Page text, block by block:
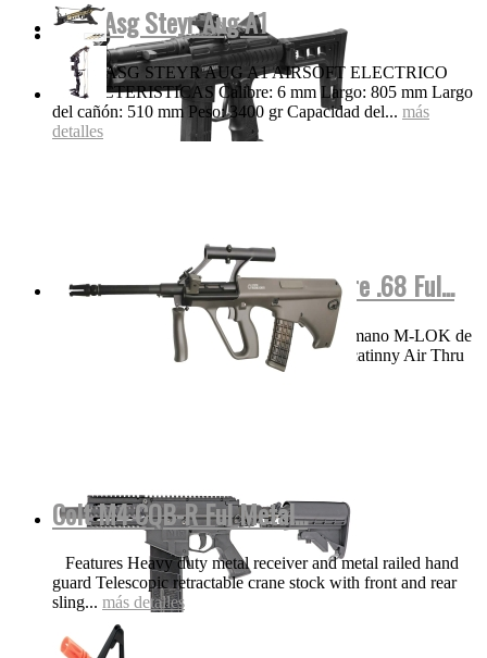
M17 COLOR Negra Valken Calibre .68 Ful...
VIDEO Funciones y detalles Protector de mano M-LOK de
aluminio ligero de 8.25 pulgadas con riel Picatinny Air Thru
Rifle Asg Steyr Aug A1
RIFLE ASG STEYR AUG A1 AIRSOFT ELECTRICO
CARACTERISTICAS Calibre: 6 mm Largo: 805 mm Largo
del cañón: 510 mm Peso: 3400 gr Capacidad del... más
detalles
Colt M4 CQB-R Ful Metal...
Features Heavy duty metal receiver and metal railed hand
guard Telescopic retractable crane stock with front and rear
sling... más detalles